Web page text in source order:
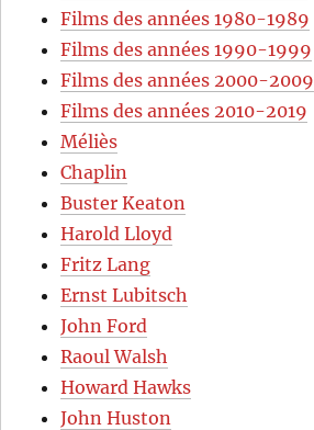
Films des années 1980-1989
Films des années 1990-1999
Films des années 2000-2009
Films des années 2010-2019
Méliès
Chaplin
Buster Keaton
Harold Lloyd
Fritz Lang
Ernst Lubitsch
John Ford
Raoul Walsh
Howard Hawks
John Huston